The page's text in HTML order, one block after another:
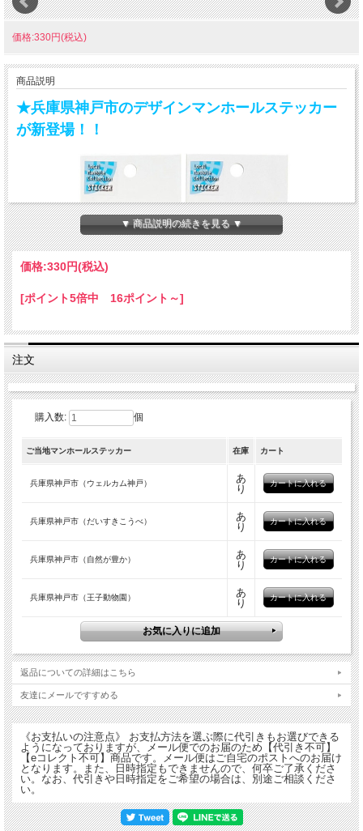
価格:330円(税込)
商品説明
★兵庫県神戸市のデザインマンホールステッカー
が新登場！！
「Welcome to KOBE」のデザインマンホール蓋は、
平成24年に神戸で開催された下水道展に合わせて作成されました。
第1回マンホールデザインコンテスト最優秀賞（小中学生の部）です。
受賞者のコメント：「みなとまちこうべ」をテーマに、山を波に見立てて書きまし
山の上を船が走っています。神戸空港からきた飛行機も書きました。
★「自然が豊か」★
第2回マンホールデザインコンテスト最優秀賞（小中学生の部）です。
受賞者のコメント：私が好きなKOBEは、自然が豊かなところです。
生き物がいっぱいいるところも好きです。
★「王子動物園」★
動物園入口付近で、7種類の動物をイラスト化したマンホール蓋が皆さんをお出迎
えしてくれます。
「好きな動物に会えるわくわく感」を感じさせるマンホール蓋です。
▼ 商品説明の続きを見る ▼
価格:330円(税込)
[ポイント5倍中 16ポイント～]
注文
購入数: 個
ご当地マンホールステッカー 在庫 カート
兵庫県神戸市（ウェルカム神戸）
あ
り
兵庫県神戸市（だいすきこうべ）
あ
り
兵庫県神戸市（自然が豊か）
あ
り
兵庫県神戸市（王子動物園）
あ
り
返品についての詳細はこちら
友達にメールですすめる
《お支払いの注意点》 お支払方法を選ぶ際に代引きもお選びできる
ようになっておりますが、メール便でのお届のため【代引き不可】
【eコレクト不可】商品です。メール便はご自宅のポストへのお届け
となります。また、日時指定もできませんので、何卒ご了承くださ
い。なお、代引きや日時指定をご希望の場合は、別途ご相談くださ
い。